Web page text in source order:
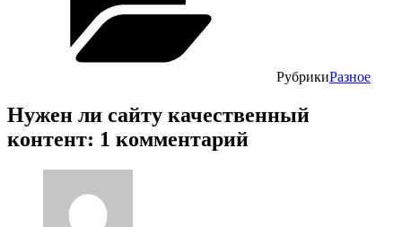
РубрикиРазное
Нужен ли сайту качественный
контент: 1 комментарий